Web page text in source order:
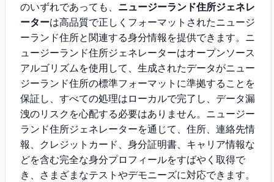
のいずれであっても、 ニュージーランド住所ジェネレ
ーターは高品質で正しくフォーマットされたニュージ
ーランド住所と関連する身分情報を提供できます。ニ
ュージーランド住所ジェネレーターはオープンソース
アルゴリズムを使用して、生成されたデータがニュー
ジーランド住所の標準フォーマットに準拠することを
保証し、すべての処理はローカルで完了し、データ漏
洩のリスクを心配する必要はありません。ニュージー
ランド住所ジェネレーターを通じて、住所、連絡先情
報、クレジットカード、身分証明書、キャリア情報な
どを含む完全な身分プロフィールをすばやく取得で
き、さまざまなテストやデモニーズに対応できます。